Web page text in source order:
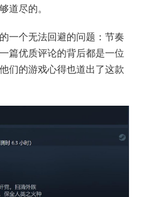
道尽的。
一个无法回避的问题：节奏
篇优质评论的背后都是一位
们的游戏心得也道出了这款